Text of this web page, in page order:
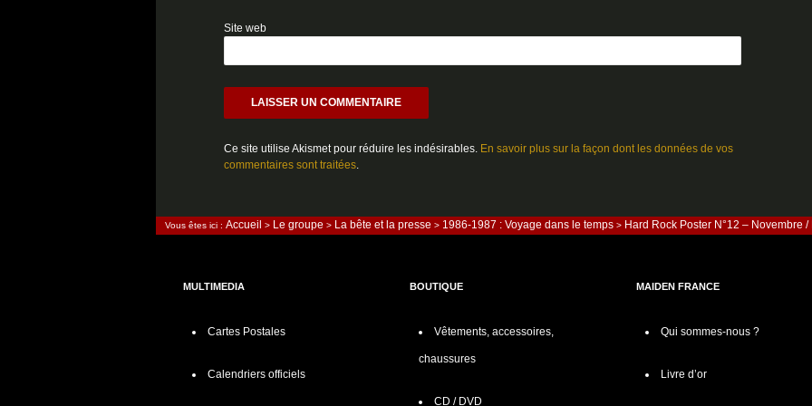
Site web
Ce site utilise Akismet pour réduire les indésirables. En savoir plus sur la façon dont les données de vos
commentaires sont traitées.
Vous êtes ici : Accueil > Le groupe > La bête et la presse > 1986-1987 : Voyage dans le temps > Hard Rock Poster N°12 – Novembre
MULTIMEDIA
Cartes Postales
Calendriers officiels
BOUTIQUE
Vêtements, accessoires,
chaussures
CD / DVD
MAIDEN FRANCE
Qui sommes-nous ?
Livre d’or